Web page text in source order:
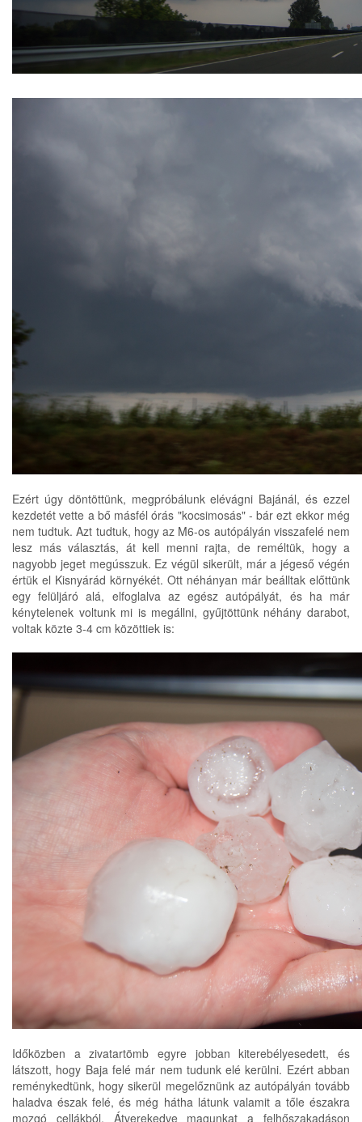
Ezért úgy döntöttünk, megpróbálunk elévágni Bajánál, és ezzel
kezdetét vette a bő másfél órás "kocsimosás" - bár ezt ekkor még
nem tudtuk. Azt tudtuk, hogy az M6-os autópályán visszafelé nem
lesz más választás, át kell menni rajta, de reméltük, hogy a
nagyobb jeget megússzuk. Ez végül sikerült, már a jégeső végén
értük el Kisnyárád környékét. Ott néhányan már beálltak előttünk
egy felüljáró alá, elfoglalva az egész autópályát, és ha már
kénytelenek voltunk mi is megállni, gyűjtöttünk néhány darabot,
voltak közte 3-4 cm közöttiek is:
Időközben a zivatartömb egyre jobban kiterebélyesedett, és
látszott, hogy Baja felé már nem tudunk elé kerülni. Ezért abban
reménykedtünk, hogy sikerül megelőznünk az autópályán tovább
haladva észak felé, és még hátha látunk valamit a tőle északra
mozgó cellákból. Átverekedve magunkat a felhőszakadáson